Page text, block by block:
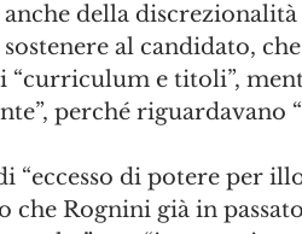
della discrezionalità
al candidato,
“curriculum e titoli”,
perché riguardavano
“eccesso di potere per
che Rognini già in